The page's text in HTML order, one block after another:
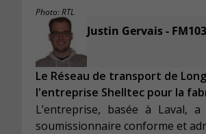
Photo: RTL
Justin Gervais -
Le Réseau de transport de
l'entreprise Shelltec pour la
L’entreprise, basée à Laval,
soumissionnaire conforme et